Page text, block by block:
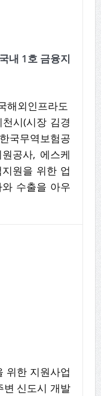
내 1호 금융지
해외인프라도
시(시장 김경
국무역보험공
공사, 에스케
원을 위한 업
수출을 아우
위한 지원사업
변 신도시 개발